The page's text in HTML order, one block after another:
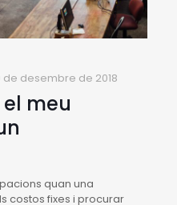
de desembre de 2018
meu
quan una
costos fixes i procurar